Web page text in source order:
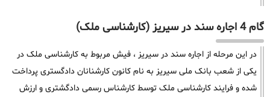
گام 4 اجاره سند در سیریز (کارشناسی ملک)
در این مرحله از اجاره سند در سیریز ، فیش مربوط به کارشناسی ملک در
یکی از شعب بانک ملی سیریز به نام کانون کارشنانان دادگستری پرداخت
شده و فرایند کارشناسی ملک توسط کارشناس رسمی دادگشتری و ارزش